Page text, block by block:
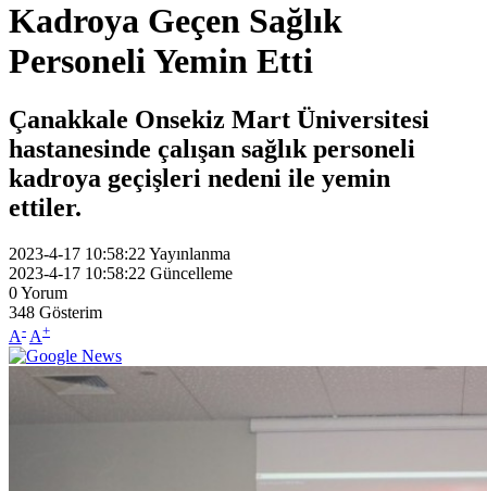
Kadroya Geçen Sağlık
Personeli Yemin Etti
Çanakkale Onsekiz Mart Üniversitesi
hastanesinde çalışan sağlık personeli
kadroya geçişleri nedeni ile yemin
ettiler.
2023-4-17 10:58:22 Yayınlanma
2023-4-17 10:58:22 Güncelleme
0Yorum
348 Gösterim
A- A+